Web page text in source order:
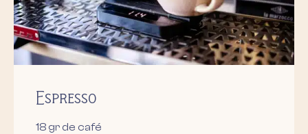
Espresso
18 gr de café